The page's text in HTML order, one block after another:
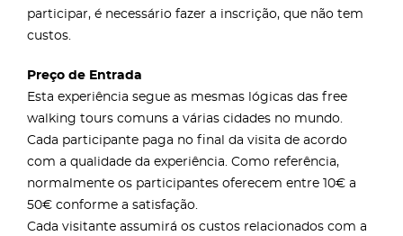
participar, é necessário fazer a inscrição, que não tem
custos.
Preço de Entrada
Esta experiência segue as mesmas lógicas das free
walking tours comuns a várias cidades no mundo.
Cada participante paga no final da visita de acordo
com a qualidade da experiência. Como referência,
normalmente os participantes oferecem entre 10€ a
50€ conforme a satisfação.
Cada visitante assumirá os custos relacionados com a